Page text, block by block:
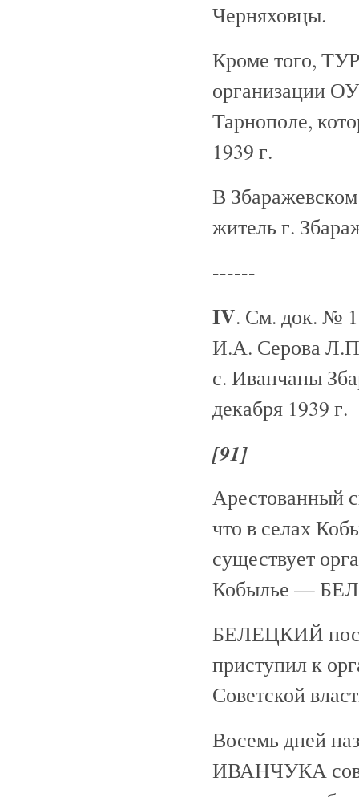
Черняховцы.
Кроме того,
организации
Тарнополе,
1939 г.
В
житель г.
------
IV. См. док. №
И.А. Серова
с. Иванчаны
декабря 1939 г.
[91]
Арестованный
что в селах
существует
Кобылье —
БЕЛЕЦКИЙ
приступил к
Советской
Восемь дней
ИВАНЧУКА